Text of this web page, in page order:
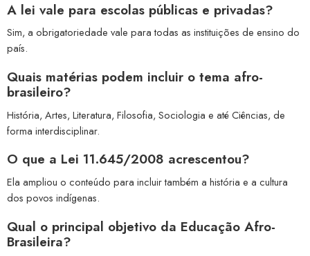
A lei vale para escolas públicas e privadas?
Sim, a obrigatoriedade vale para todas as instituições de ensino do
país.
Quais matérias podem incluir o tema afro-
brasileiro?
História, Artes, Literatura, Filosofia, Sociologia e até Ciências, de
forma interdisciplinar.
O que a Lei 11.645/2008 acrescentou?
Ela ampliou o conteúdo para incluir também a história e a cultura
dos povos indígenas.
Qual o principal objetivo da Educação Afro-
Brasileira?